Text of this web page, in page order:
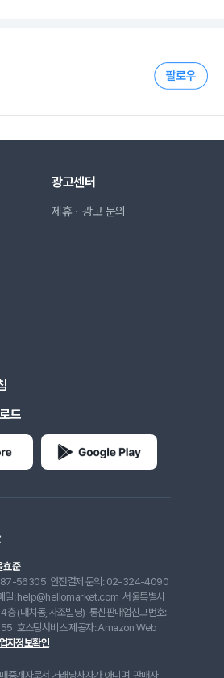
광고센터
제휴ㆍ광고 문의
드
효준
87-56305 안전결제 문의: 02-324-4090
일: help@hellomarket.com 서울특별시
층 (대치동, 사조빌딩) 통신판매업신고번호:
호스팅서비스 제공자: Amazon Web
자정보확인
중개자로서 거래당사자가 아니며, 판매자